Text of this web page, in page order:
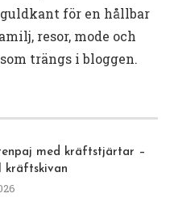
för en hållbar
resor, mode och
trängs i bloggen.
med kräftstjärtar –
kräftskivan